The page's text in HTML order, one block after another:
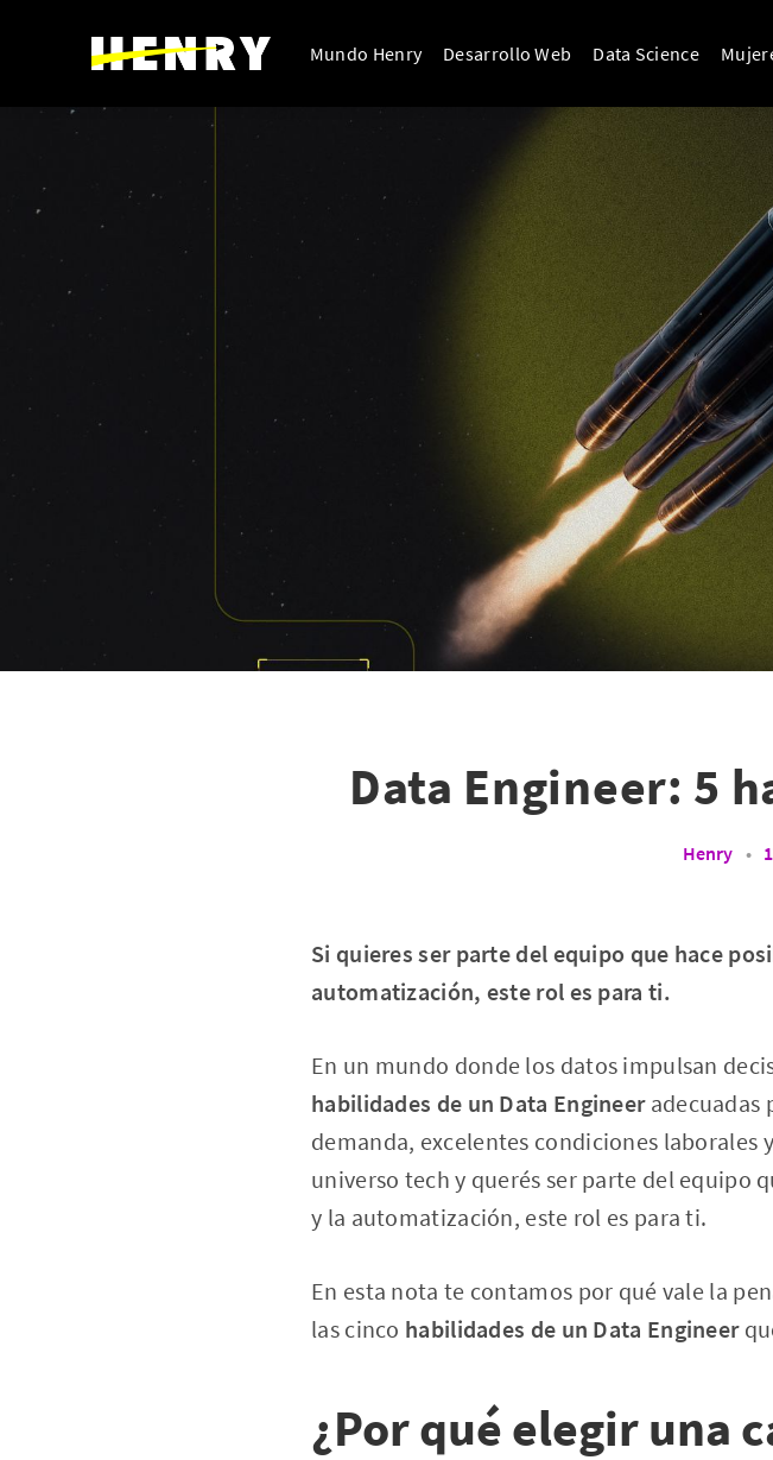
Mundo Henry Desarrollo Web Data Science
Data Engineer: 5
Henry •
Si quieres ser parte del equipo que hace
automatización, este rol es para ti.
En un mundo donde los datos impulsan
habilidades de un Data Engineeradecuadas
demanda, excelentes condiciones
universo tech y querés ser parte del equipo
y la automatización, este rol es para ti.
En esta nota te contamos por qué vale la
las cinco habilidades de un Data Engineer
¿Por qué elegir una